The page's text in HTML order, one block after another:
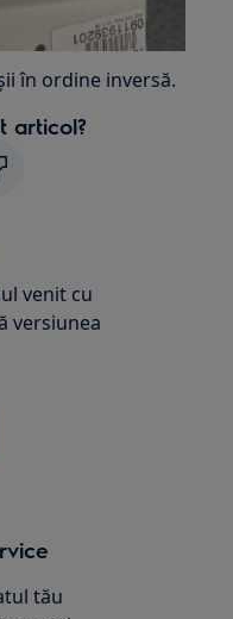
în ordine inversă.
articol?
venit cu
versiunea
tău